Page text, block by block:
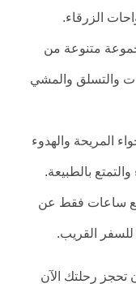
الزرقاء.
متنوعة من
والتسلق والمشي
المريحة والهدوء
بالطبيعة.
ساعات فقط عن
للسفر القريب.
تحجز رحلتك الآن